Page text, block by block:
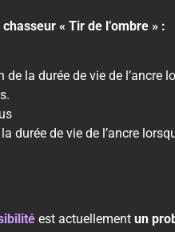
« Tir de l’ombre » :
la durée de vie de l’ancre
durée de vie de l’ancre
est actuellement un